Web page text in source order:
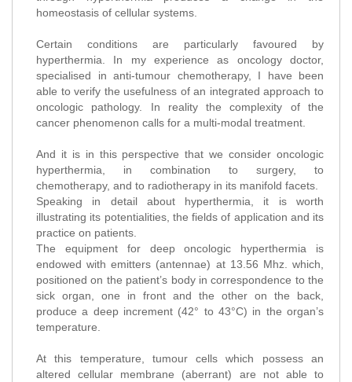
homeostasis of cellular systems.
Certain conditions are particularly favoured by
hyperthermia. In my experience as oncology doctor,
specialised in anti-tumour chemotherapy, I have been
able to verify the usefulness of an integrated approach to
oncologic pathology. In reality the complexity of the
cancer phenomenon calls for a multi-modal treatment.
And it is in this perspective that we consider oncologic
hyperthermia, in combination to surgery, to
chemotherapy, and to radiotherapy in its manifold facets.
Speaking in detail about hyperthermia, it is worth
illustrating its potentialities, the fields of application and its
practice on patients.
The equipment for deep oncologic hyperthermia is
endowed with emitters (antennae) at 13.56 Mhz. which,
positioned on the patient’s body in correspondence to the
sick organ, one in front and the other on the back,
produce a deep increment (42° to 43°C) in the organ’s
temperature.
At this temperature, tumour cells which possess an
altered cellular membrane (aberrant) are not able to